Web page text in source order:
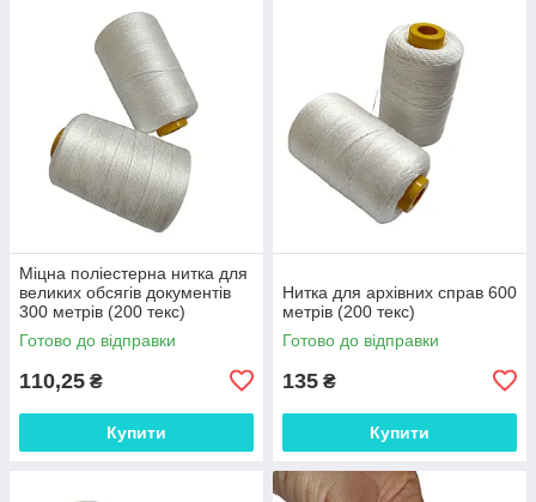
Міцна поліестерна нитка для
великих обсягів документів
300 метрів (200 текс)
Готово до відправки
110,25 ₴
Купити
Нитка для архівних справ 600
метрів (200 текс)
Готово до відправки
135 ₴
Купити